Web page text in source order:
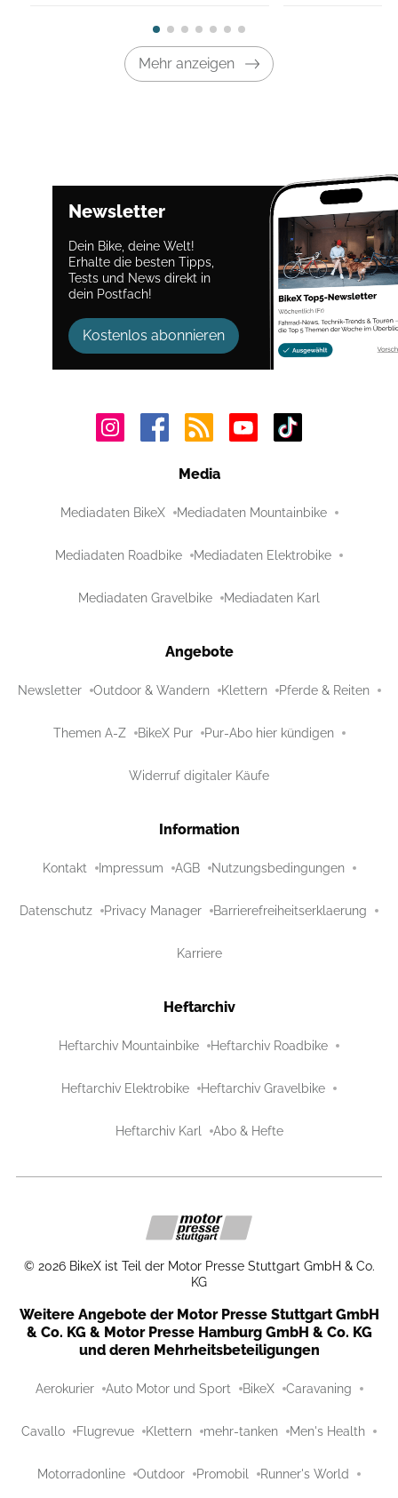
Mehr anzeigen
Newsletter
Dein Bike, deine Welt!
Erhalte die besten Tipps,
Tests und News direkt in
dein Postfach!
Kostenlos abonnieren
Media
Mediadaten BikeX Mediadaten Mountainbike
Mediadaten Roadbike Mediadaten Elektrobike
Mediadaten Gravelbike Mediadaten Karl
Angebote
Newsletter Outdoor & Wandern Klettern Pferde & Reiten
Themen A-Z BikeX Pur Pur-Abo hier kündigen
Widerruf digitaler Käufe
Information
Kontakt Impressum AGB Nutzungsbedingungen
Datenschutz Privacy Manager Barrierefreiheitserklaerung
Karriere
Heftarchiv
Heftarchiv Mountainbike Heftarchiv Roadbike
Heftarchiv Elektrobike Heftarchiv Gravelbike
Heftarchiv Karl Abo & Hefte
© 2026 BikeX ist Teil der Motor Presse Stuttgart GmbH & Co.
KG
Weitere Angebote der Motor Presse Stuttgart GmbH
& Co. KG & Motor Presse Hamburg GmbH & Co. KG
und deren Mehrheitsbeteiligungen
Aerokurier Auto Motor und Sport BikeX Caravaning
Cavallo Flugrevue Klettern mehr-tanken Men's Health
Motorradonline Outdoor Promobil Runner's World